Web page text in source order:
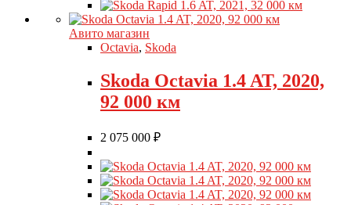
Авито магазин
Octavia, Skoda
Skoda Octavia 1.4 AT, 2020,
92 000 км
2 075 000 ₽